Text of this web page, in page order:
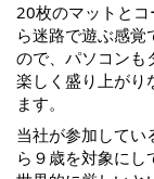
20枚のマットと
ら迷路で遊ぶ感覚
ので、パソコンも
楽しく盛り上がり
ます。
当社が参加してい
ら９歳を対象にし